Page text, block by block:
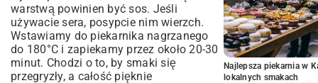
warstwą powinien być sos. Jeśli
używacie sera, posypcie nim wierzch.
Wstawiamy do piekarnika nagrzanego
do 180°C i zapiekamy przez około 20-30
minut. Chodzi o to, by smaki się
przegryzły, a całość pięknie
Najlepsza piekarnia w
lokalnych smakach